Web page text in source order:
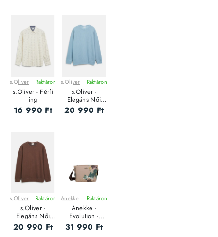
ÚJ
s.Oliver Raktáron
s.Oliver - Férfi
ing
16 990 Ft
ÚJ
s.Oliver Raktáron
s.Oliver -
Elegáns Női
pulóver
20 990 Ft
ÚJ
s.Oliver Raktáron
s.Oliver -
Elegáns Női
pulóver
20 990 Ft
ÚJ
Anekke Raktáron
Anekke -
Evolution -
Oldaltáska
31 990 Ft